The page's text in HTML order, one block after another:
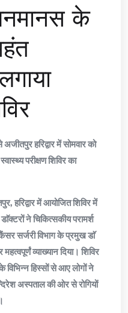
के
हरिद्वार में सोमवार को
परीक्षण शिविर का
हरिद्वार में आयोजित शिविर में
ने चिकित्सकीय परामर्श
सर्जरी विभाग के प्रमुख डाॅ
व्याख्यान दिया। शिविर
विभिन्न हिस्सों से आए लोगों ने
अस्पताल की ओर से रोगियों